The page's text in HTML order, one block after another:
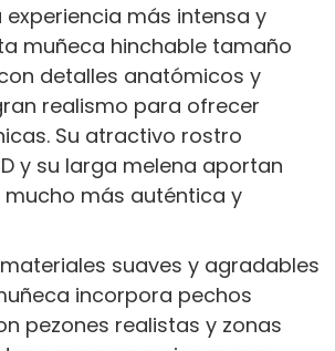
experiencia más intensa y
muñeca hinchable tamaño
detalles anatómicos y
realismo para ofrecer
Su atractivo rostro
y su larga melena aportan
más auténtica y
suaves y agradables
incorpora pechos
pezones realistas y zonas